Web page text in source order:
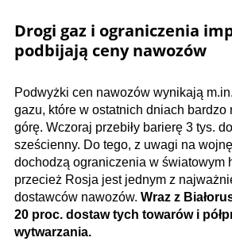
Drogi gaz i ograniczenia
podbijają ceny nawozów
Podwyżki cen nawozów wynikają
gazu, które w ostatnich dniach bardzo
górę. Wczoraj przebiły barierę 3 tys.
sześcienny. Do tego, z uwagi na
dochodzą ograniczenia w światowym
przecież Rosja jest jednym z
dostawców nawozów. Wraz z
20 proc. dostaw tych towarów i
wytwarzania.